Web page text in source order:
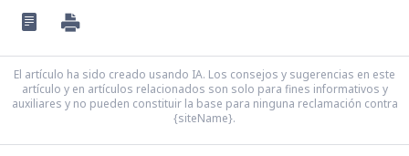
El artículo ha sido creado usando IA. Los consejos y sugerencias en este
artículo y en artículos relacionados son solo para fines informativos y
auxiliares y no pueden constituir la base para ninguna reclamación contra
{siteName}.